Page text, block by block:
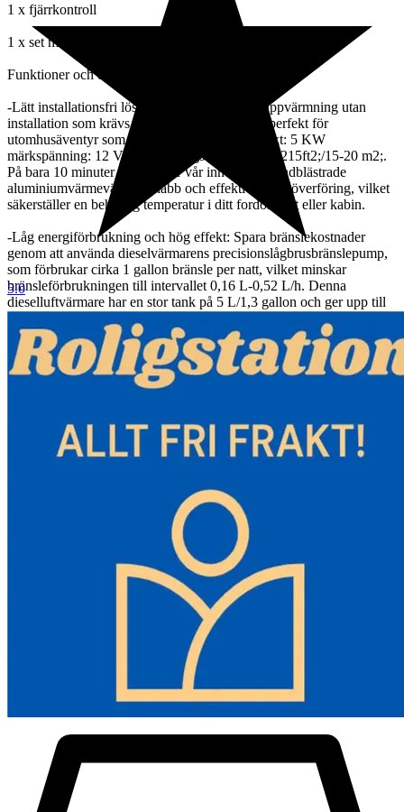
1 x fjärrkontroll
1 x set monteringstillbehör
Funktioner och detaljer:
-Lätt installationsfri lösning: Njut av effektiv uppvärmning utan
installation som krävs med vår dieselvärmare, perfekt för
utomhusäventyr som camping. Värmarens effekt: 5 KW
märkspänning: 12 V. Användningsområde: 161-215ft2;/15-20 m2;.
På bara 10 minuter säkerställer vår innovativa sandblästrade
aluminiumvärmeväxlare snabb och effektiv värmeöverföring, vilket
säkerställer en behaglig temperatur i ditt fordon, båt eller kabin.
-Låg energiförbrukning och hög effekt: Spara bränslekostnader
genom att använda dieselvärmarens precisionslågbrusbränslepump,
som förbrukar cirka 1 gallon bränsle per natt, vilket minskar
bränsleförbrukningen till intervallet 0,16 L-0,52 L/h. Denna
dieselluftvärmare har en stor tank på 5 L/1,3 gallon och ger upp till
bränsleeffektiviteten och minimerar energislöseri.
- SMART DUBBEL KONTROLL: Ta kontroll över din
värmeupplevelse med vår 32 fot långa fjärrkontroll och LCD.
dig tydligt se värmarens status. Temperaturen kan justeras från 46
°F-96,8 °F/8 °C-36 °C för att möta dina specifika behov.
höjder upp till 9843 fot/3000 m och fungerar smidigt i
omgivningstemperaturer på -104 °F till 104 °F/-40 °C till 40 °C.
Oavsett om du befinner dig på hög höjd eller i områden med låga
temperaturer, kan denna bärbara dieselvärmare ge dig kontinuerlig
-Säker och pålitlig: Vår dieselluftvärmare har ett högt
säkerhetssystem och kan användas bekymmersfritt i olika miljöer
som bilar, husbilar, båtar och inomhus. Den erbjuder
termostatstyrning, timerfunktioner, röstsändning, förvärmning och
överhettningsskydd på 518°F/270°C och över för att säkerställa en
säker och bekväm upplevelse hela natten.
5.0